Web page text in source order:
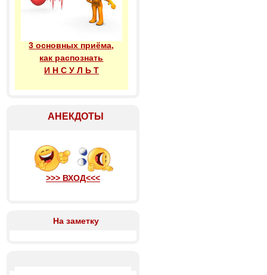
3 основных приёма,
как распознать
И Н С У Л Ь Т
АНЕКДОТЫ
>>> ВХОД<<<
На заметку